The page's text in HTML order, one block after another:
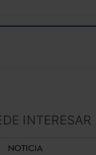
INTERESAR
NOTICIA